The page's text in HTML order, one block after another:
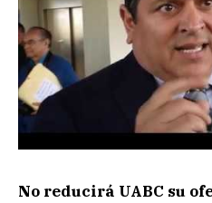
No reducirá UABC su